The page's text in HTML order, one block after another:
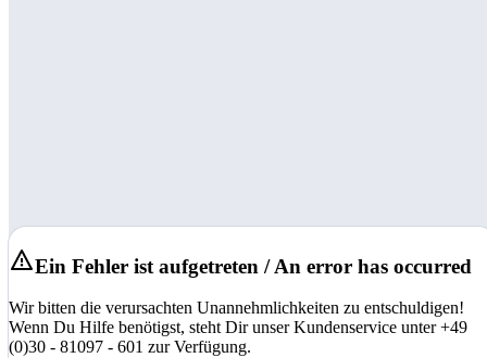
Ein Fehler ist aufgetreten / An error has occurred
Wir bitten die verursachten Unannehmlichkeiten zu entschuldigen!
Wenn Du Hilfe benötigst, steht Dir unser Kundenservice unter +49
(0)30 - 81097 - 601 zur Verfügung.